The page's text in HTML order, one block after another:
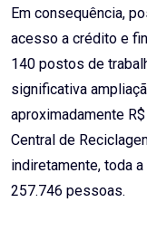
Em consequência,
acesso a crédito e
140 postos de
significativa
aproximadamente
Central de
indiretamente, toda
257.746 pessoas.